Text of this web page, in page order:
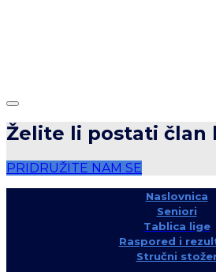
Želite li postati član
PRIDRUŽITE NAM SE
Naslovnica
Seniori
Tablica lige
Raspored i
Stručni